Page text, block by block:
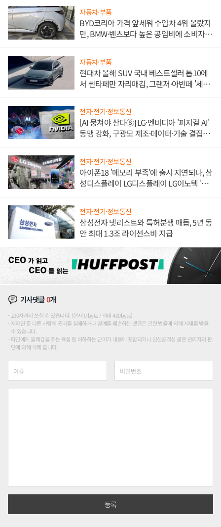
자동차·부품
BYD코리아 가격 앞세워 수입차 4위 올랐지
만, BMW·벤츠보다 높은 공임비에 소비자
자동차·부품
현대차 올해 SUV 국내 베스트셀러 톱10에
서 싼타페만 자리매김, 그랜저·아반떼 '세단
전자·전기·정보통신
[AI 뭉쳐야 산다⑧] LG·엔비디아 '피지컬 AI'
동맹 강화, 구광모 제조·데이터·기술 결집
전자·전기·정보통신
아이폰18 '메모리 부족'에 출시 지연되나, 삼
성디스플레이 LG디스플레이 LG이노텍 '탈
전자·전기·정보통신
삼성전자 넷리스트와 특허분쟁 매듭, 5년 동
안 최대 1.3조 라이선스비 지급
기사댓글0개
200자까지 쓰실 수 있습니다. (현재 0 byte / 최대 400byte)
저작권 등 다른 사람의 권리를 침해하거나 명예를 훼손하는 댓글은 관련 법률에 의해 제재를 받을
수 있습니다.
타인에게 불쾌감을 주는 욕설 등 비하하는 단어가 내용에 포함되거나 인신공격성 글은 관리자의 판
단에 의해 삭제 합니다.